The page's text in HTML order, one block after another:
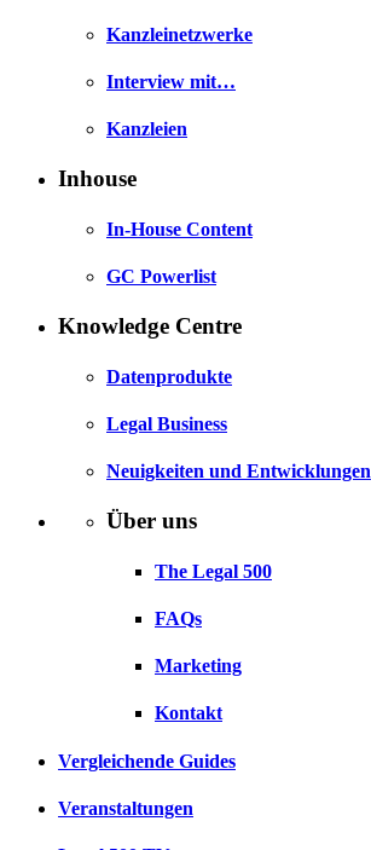
Kanzleinetzwerke
Interview mit…
Kanzleien
Inhouse
In-House Content
GC Powerlist
Knowledge Centre
Datenprodukte
Legal Business
Neuigkeiten und Entwicklungen
Über uns
The Legal 500
FAQs
Marketing
Kontakt
Vergleichende Guides
Veranstaltungen